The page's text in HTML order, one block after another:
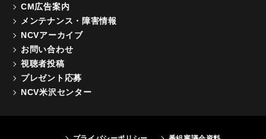
CM広告案内
メンテナンス・障害情報
NCVアーカイブ
お問い合わせ
視聴者投稿
プレゼント応募
NCV米沢センター